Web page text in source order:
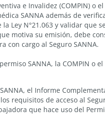
e Invalidez (COMPIN) o
SANNA además de
Ley N°21.063 y validar que
motiva su emisión, debe
con cargo al Seguro SANNA.
SANNA, la COMPIN o
el Informe
requisitos de acceso al
que hace uso del